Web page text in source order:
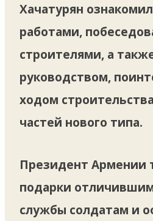
Хачатурян
работами,
строителями, а
руководством,
ходом
частей нового типа.
Президент Армении
подарки
службы солдатам и